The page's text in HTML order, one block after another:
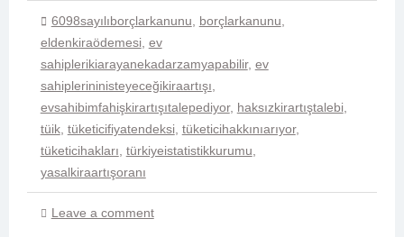
6098sayılıborçlarkanunu, borçlarkanunu,
eldenkiraödemesi, ev
sahiplerikiarayanekadarzamyapabilir, ev
sahiplerininisteyeceğikiraartışı,
evsahibimfahişkirartışıtalepediyor, haksızkirartıştalebi,
tüik, tüketicifiyatendeksi, tüketicihakkınıarıyor,
tüketicihakları, türkiyeistatistikkurumu,
yasalkiraartışoranı
Leave a comment